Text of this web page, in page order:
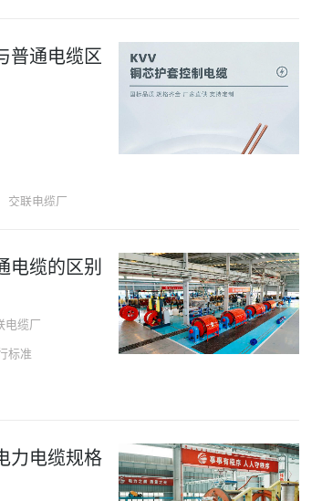
普通电缆区
交联电缆厂
电缆的区别
电缆厂
标准
力电缆规格